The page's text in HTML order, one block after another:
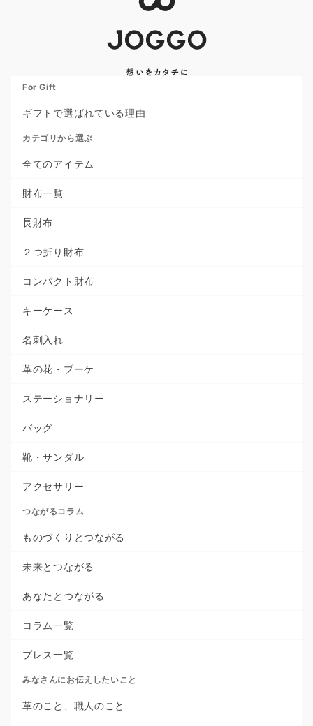
For Gift
ギフトで選ばれている理由
カテゴリから選ぶ
全てのアイテム
財布一覧
長財布
２つ折り財布
コンパクト財布
キーケース
名刺入れ
革の花・ブーケ
ステーショナリー
バッグ
靴・サンダル
アクセサリー
つながるコラム
ものづくりとつながる
未来とつながる
あなたとつながる
コラム一覧
プレス一覧
みなさんにお伝えしたいこと
革のこと、職人のこと